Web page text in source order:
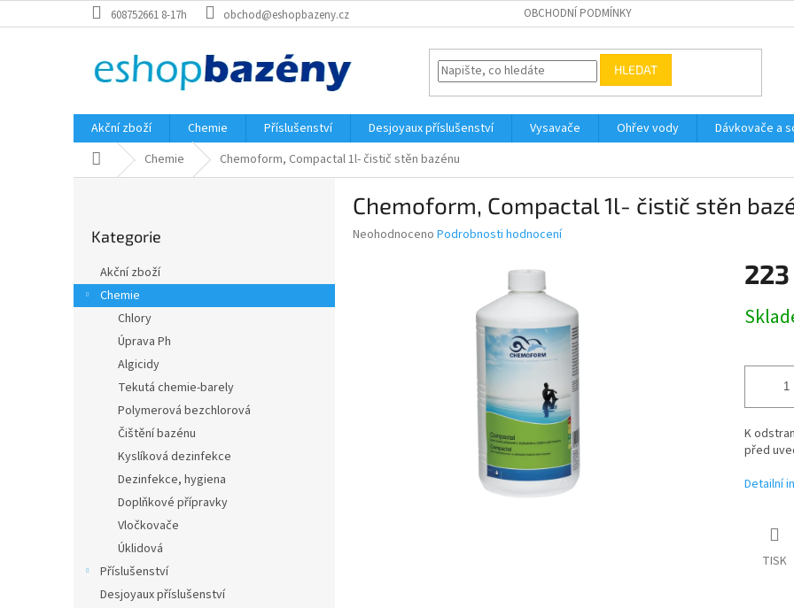
na
608752661 8-17h obchod@eshopbazeny.cz OBCHODNÍ PODMÍNKY
HLEDAT
Akční zboží Chemie Příslušenství Desjoyaux příslušenství Vysavače Ohřev vody Dávkovače a
Domů Chemie Chemoform, Compactal 1l- čistič stěn bazénu
a
n
kategorie
Kategorie
Akční zboží
Chemie
Chlory
Úprava Ph
Algicidy
Tekutá chemie-barely
Polymerová bezchlorová
Čištění bazénu
Kyslíková dezinfekce
Dezinfekce, hygiena
Doplňkové přípravky
Vločkovače
Úklidová
Příslušenství
Desjoyaux příslušenství
Chemoform, Compactal 1l- čistič stěn
Průměrné
Neohodnoceno Podrobnosti hodnocení
223
cena:
K
před
Detailní
TISK